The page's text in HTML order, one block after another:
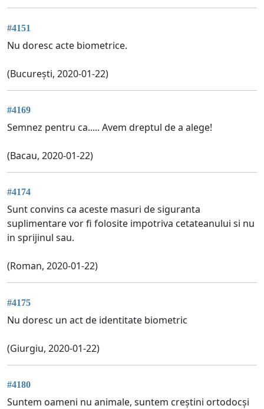
#4151
Nu doresc acte biometrice.
(București, 2020-01-22)
#4169
Semnez pentru ca..... Avem dreptul de a alege!
(Bacau, 2020-01-22)
#4174
Sunt convins ca aceste masuri de siguranta
suplimentare vor fi folosite impotriva cetateanului si nu
in sprijinul sau.
(Roman, 2020-01-22)
#4175
Nu doresc un act de identitate biometric
(Giurgiu, 2020-01-22)
#4180
Suntem oameni nu animale, suntem creștini ortodocși